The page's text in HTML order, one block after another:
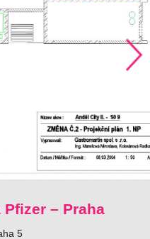
– Praha
5